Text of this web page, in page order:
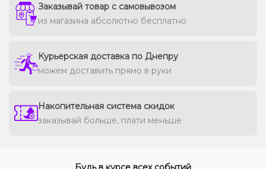
Заказывай товар с самовывозом
из магазина абсолютно бесплатно
Курьерская доставка по Днепру
можем доставить прямо в руки
Накопительная система скидок
заказывай больше, плати меньше